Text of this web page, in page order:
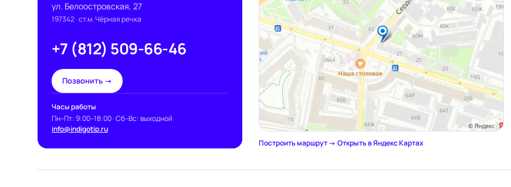
ул. Белоостровская, 27
197342· ст.м. Чёрная речка
+7 (812) 509-66-46
Позвонить →
Часы работы
Пн–Пт: 9:00–18:00 · Сб–Вс: выходной
info@indigotip.ru
Построить маршрут →·Открыть в Яндекс Картах